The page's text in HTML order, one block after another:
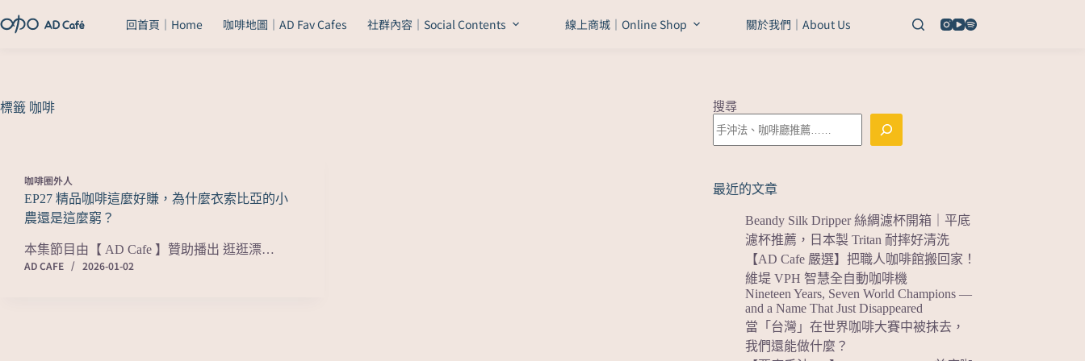
回首頁｜Home 咖啡地圖｜AD Fav Cafes 社群內容｜Social Contents 線上商城｜Online Shop 關於我們｜About Us
標籤 咖啡
咖啡圈外人
EP27 精品咖啡這麼好賺，為什麼衣索比亞的小
農還是這麼窮？
本集節目由【 AD Cafe 】贊助播出 逛逛漂…
AD CAFE
2026-01-02
搜尋
最近的文章
Beandy Silk Dripper 絲綢濾杯開箱｜平底
濾杯推薦，日本製 Tritan 耐摔好清洗
【AD Cafe 嚴選】把職人咖啡館搬回家！
維堤 VPH 智慧全自動咖啡機
Nineteen Years, Seven World Champions —
and a Name That Just Disappeared
當「台灣」在世界咖啡大賽中被抹去，
我們還能做什麼？